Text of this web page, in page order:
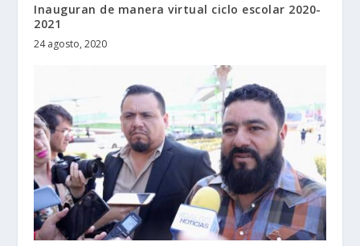
Inauguran de manera virtual ciclo escolar 2020-
2021
24 agosto, 2020